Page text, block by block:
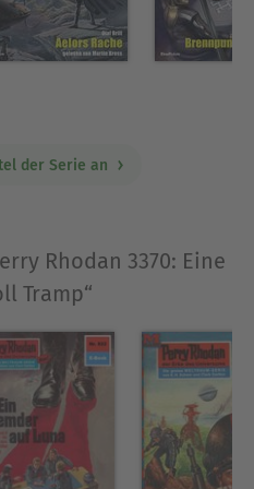
und die Lage im
Unversehens wird
der Serie an
Rhodan 3370: Eine
Tramp“